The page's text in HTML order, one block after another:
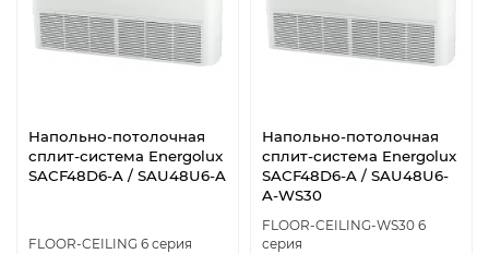
Напольно-потолочная
сплит-система Energolux
SAСF48D6-A / SAU48U6-A
FLOOR-CEILING 6 серия
Напольно-потолочная
сплит-система Energolux
SAСF48D6-A / SAU48U6-
A-WS30
FLOOR-CEILING-WS30 6
серия